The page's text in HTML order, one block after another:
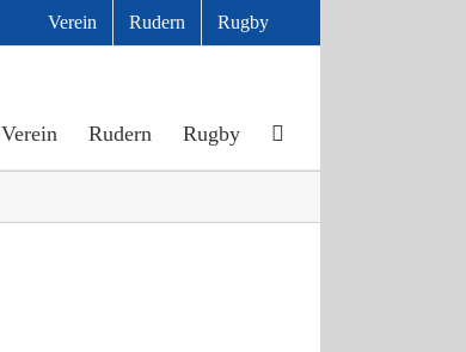
Verein Rudern Rugby
Verein Rudern Rugby